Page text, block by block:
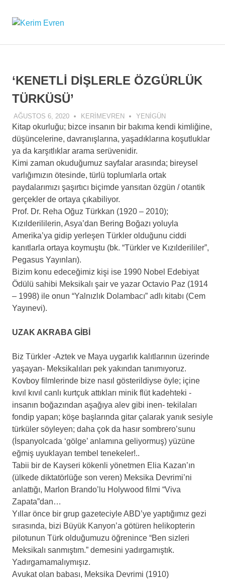
Evren
Evren'in
‘KENETLİ DİŞLERLE ÖZGÜRLÜK
TÜRKÜSÜ’
AĞUSTOS 6, 2020 KERIMEVREN YENIGÜN
Kitap okurluğu; bizce insanın bir bakıma kendi kimliğine,
düşüncelerine, davranışlarına, yaşadıklarına koşutluklar
ya da karşıtlıklar arama serüvenidir.
Kimi zaman okuduğumuz sayfalar arasında; bireysel
varlığımızın ötesinde, türlü toplumlarla ortak
paydalarımızı şaşırtıcı biçimde yansıtan özgün / otantik
gerçekler de ortaya çıkabiliyor.
Prof. Dr. Reha Oğuz Türkkan (1920 – 2010);
Kızılderililerin, Asya’dan Bering Boğazı yoluyla
Amerika’ya gidip yerleşen Türkler olduğunu ciddi
kanıtlarla ortaya koymuştu (bk. “Türkler ve Kızılderililer”,
Pegasus Yayınları).
Bizim konu edeceğimiz kişi ise 1990 Nobel Edebiyat
Ödülü sahibi Meksikalı şair ve yazar Octavio Paz (1914
– 1998) ile onun “Yalnızlık Dolambacı” adlı kitabı (Cem
Yayınevi).
UZAK AKRABA GİBİ
Biz Türkler -Aztek ve Maya uygarlık kalıtlarının üzerinde
yaşayan- Meksikalıları pek yakından tanımıyoruz.
Kovboy filmlerinde bize nasıl gösterildiyse öyle; içine
kıvıl kıvıl canlı kurtçuk attıkları minik flüt kadehteki -
insanın boğazından aşağıya alev gibi inen- tekilaları
fondip yapan; köşe başlarında gitar çalarak yanık sesiyle
türküler söyleyen; daha çok da hasır sombrero’sunu
(İspanyolcada ‘gölge’ anlamına geliyormuş) yüzüne
eğmiş uyuklayan tembel tenekeler!..
Tabii bir de Kayseri kökenli yönetmen Elia Kazan’ın
(ülkede diktatörlüğe son veren) Meksika Devrimi’ni
anlattığı, Marlon Brando’lu Holywood filmi “Viva
Zapata”dan…
Yıllar önce bir grup gazeteciyle ABD’ye yaptığımız gezi
sırasında, bizi Büyük Kanyon’a götüren helikopterin
pilotunun Türk olduğumuzu öğrenince “Ben sizleri
Meksikalı sanmıştım.” demesini yadırgamıştık.
Yadırgamamalıymışız.
Avukat olan babası, Meksika Devrimi (1910)